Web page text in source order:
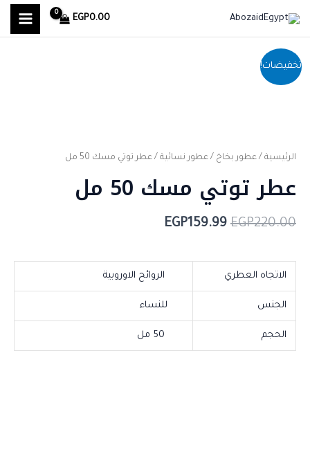
المحتوى
EGP0.00
تخفيضات!
الرئيسية / عطور بخاخ / عطور نسائية / عطر توتي مسك 50 مل
عطر توتي مسك 50 مل
EGP220.00
EGP159.99
الاتجاه العطري الروائح الاوروبية
الجنس للنساء
الحجم 50 مل
كمية
عطر
مل